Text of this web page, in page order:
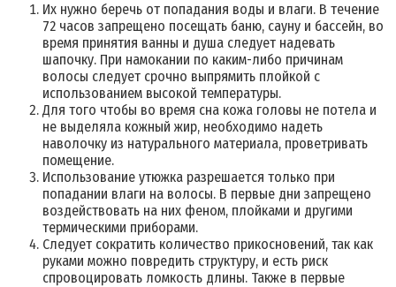
Их нужно беречь от попадания воды и влаги. В течение
72 часов запрещено посещать баню, сауну и бассейн, во
время принятия ванны и душа следует надевать
шапочку. При намокании по каким-либо причинам
волосы следует срочно выпрямить плойкой с
использованием высокой температуры.
Для того чтобы во время сна кожа головы не потела и
не выделяла кожный жир, необходимо надеть
наволочку из натурального материала, проветривать
помещение.
Использование утюжка разрешается только при
попадании влаги на волосы. В первые дни запрещено
воздействовать на них феном, плойками и другими
термическими приборами.
Следует сократить количество прикосновений, так как
руками можно повредить структуру, и есть риск
спровоцировать ломкость длины. Также в первые